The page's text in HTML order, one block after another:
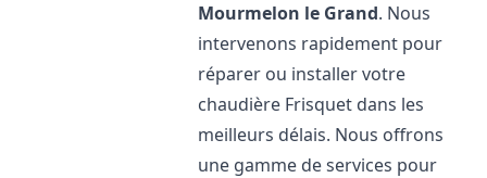
Mourmelon le Grand. Nous
intervenons rapidement pour
réparer ou installer votre
chaudière Frisquet dans les
meilleurs délais. Nous offrons
une gamme de services pour